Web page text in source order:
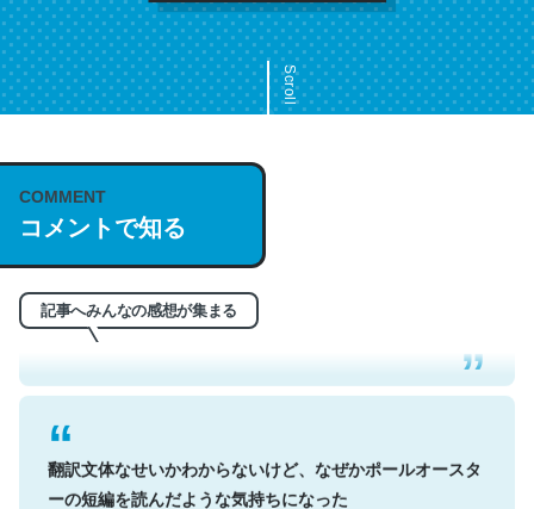
Scroll
COMMENT
コメントで知る
記事へみんなの感想が集まる
これは名文。彼はとてもクレバーなんだろうなと凄く思
う。英語少しでも読める人は原文もお勧め。自分はこの流
れ好き。Let’s Fucking Go. Then Covid hit. Shit.
─今のこの状況が信じられるかい？ by ラーズ・ヌートバー
翻訳文体なせいかわからないけど、なぜかポールオースタ
ーの短編を読んだような気持ちになった